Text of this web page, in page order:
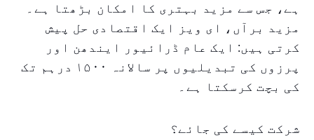
ہے، جس سے مزید بہتری کا امکان بڑھتا ہے۔
مزید برآں، ای ویز ایک اقتصادی حل پیش
کرتی ہیں: ایک عام ڈرائیور ایندھن اور
پرزوں کی تبدیلیوں پر سالانہ ۱۵۰۰ درہم تک
کی بچت کرسکتا ہے۔
شرکت کیسے کی جائے؟